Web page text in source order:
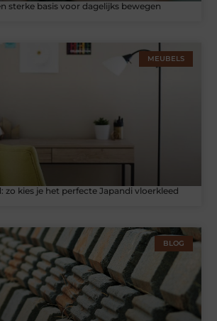
sterke basis voor dagelijks bewegen
MEUBELS
zo kies je het perfecte Japandi vloerkleed
BLOG